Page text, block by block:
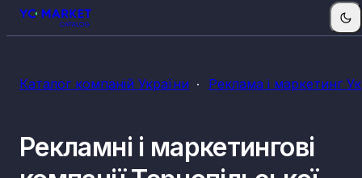
Каталог компаній України Реклама і маркетинг
Рекламні і маркетингові
КВЕДи реклами і маркетинга
73.12
Посередництво в розміщенні реклами в засобах
масової інформації